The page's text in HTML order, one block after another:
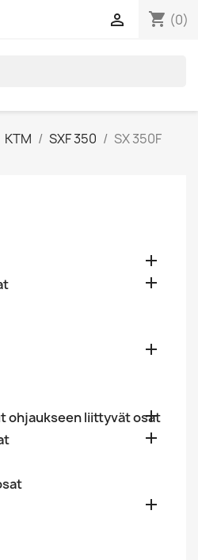
shopping_cart (0)

KTM SXF 350
SX 350F



ohjaukseen liittyvät osat


